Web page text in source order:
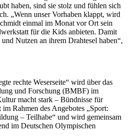
haben, sind sie stolz und fühlen sich
„Wenn unser Vorhaben klappt, wird
einmal im Monat vor Ort sein
für die Kids anbieten. Damit
Nutzen an ihrem Drahtesel haben“,
rechte Weserseite“ wird über das
und Forschung (BMBF) im
macht stark – Bündnisse für
Rahmen des Angebotes „Sport:
– Teilhabe“ und wird gemeinsam
im Deutschen Olympischen